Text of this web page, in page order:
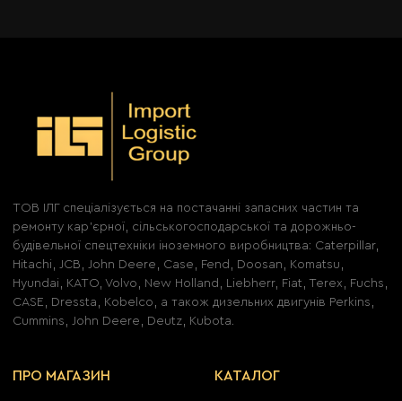
ТОВ ІЛГ спеціалізується на постачанні запасних частин та
ремонту кар'єрної, сільськогосподарської та дорожньо-
будівельної спецтехніки іноземного виробництва: Caterpillar,
Hitachi, JCB, John Deere, Case, Fend, Doosan, Komatsu,
Hyundai, KATO, Volvo, New Holland, Liebherr, Fiat, Terex, Fuchs,
CASE, Dressta, Kobelco, а також дизельних двигунів Perkins,
Cummins, John Deere, Deutz, Kubota.
ПРО МАГАЗИН КАТАЛОГ